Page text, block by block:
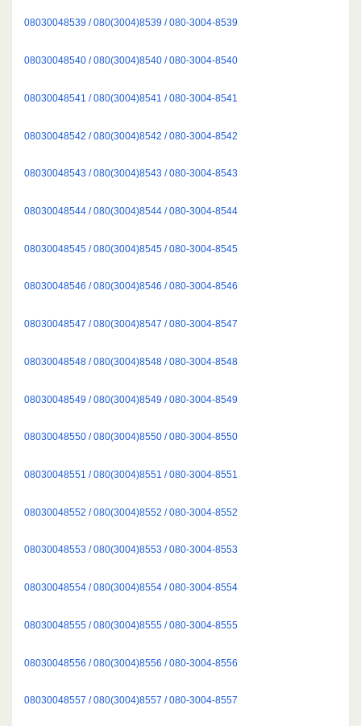
08030048539 / 080(3004)8539 / 080-3004-8539
08030048540 / 080(3004)8540 / 080-3004-8540
08030048541 / 080(3004)8541 / 080-3004-8541
08030048542 / 080(3004)8542 / 080-3004-8542
08030048543 / 080(3004)8543 / 080-3004-8543
08030048544 / 080(3004)8544 / 080-3004-8544
08030048545 / 080(3004)8545 / 080-3004-8545
08030048546 / 080(3004)8546 / 080-3004-8546
08030048547 / 080(3004)8547 / 080-3004-8547
08030048548 / 080(3004)8548 / 080-3004-8548
08030048549 / 080(3004)8549 / 080-3004-8549
08030048550 / 080(3004)8550 / 080-3004-8550
08030048551 / 080(3004)8551 / 080-3004-8551
08030048552 / 080(3004)8552 / 080-3004-8552
08030048553 / 080(3004)8553 / 080-3004-8553
08030048554 / 080(3004)8554 / 080-3004-8554
08030048555 / 080(3004)8555 / 080-3004-8555
08030048556 / 080(3004)8556 / 080-3004-8556
08030048557 / 080(3004)8557 / 080-3004-8557